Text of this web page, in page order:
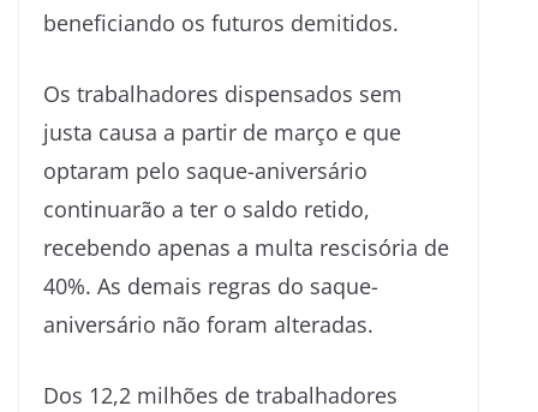
beneficiando os futuros demitidos.
Os trabalhadores dispensados sem
justa causa a partir de março e que
optaram pelo saque-aniversário
continuarão a ter o saldo retido,
recebendo apenas a multa rescisória de
40%. As demais regras do saque-
aniversário não foram alteradas.
Dos 12,2 milhões de trabalhadores